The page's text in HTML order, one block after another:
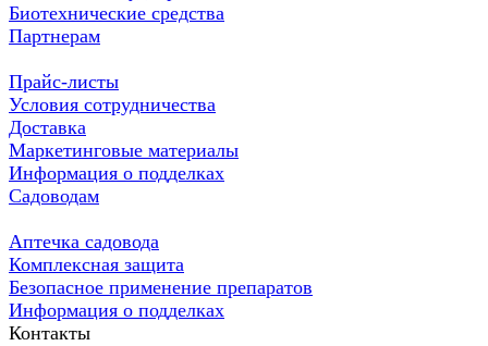
Биотехнические средства
Партнерам
Прайс-листы
Условия сотрудничества
Доставка
Маркетинговые материалы
Информация о подделках
Садоводам
Аптечка садовода
Комплексная защита
Безопасное применение препаратов
Информация о подделках
Контакты